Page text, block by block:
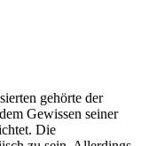
gehörte der
Gewissen seiner
Die